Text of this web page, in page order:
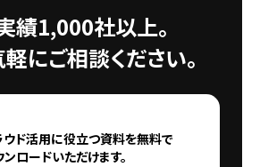
績1,000社以上。
にご相談ください。
ウド活用に役立つ資料を無料で
ロードいただけます。